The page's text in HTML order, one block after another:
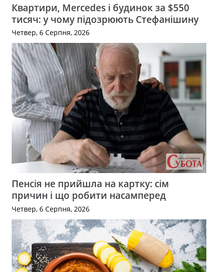
Квартири, Mercedes і будинок за $550
тисяч: у чому підозрюють Стефанішину
Четвер, 6 Серпня, 2026
Пенсія не прийшла на картку: сім
причин і що робити насамперед
Четвер, 6 Серпня, 2026